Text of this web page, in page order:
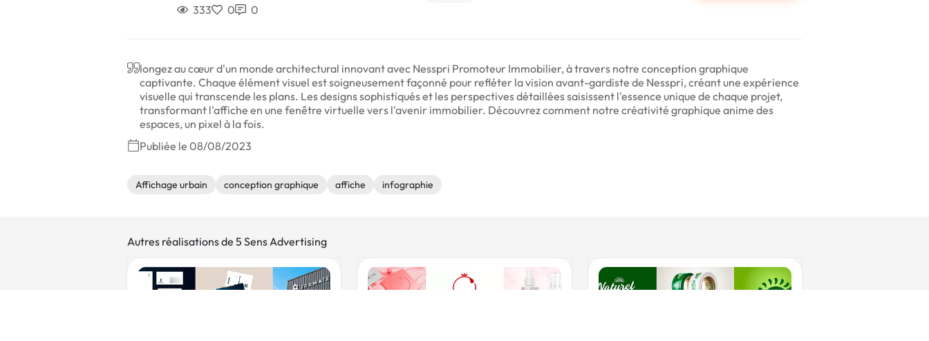
333 0 0
longez au cœur d'un monde architectural innovant avec Nesspri Promoteur Immobilier, à travers notre conception graphique
captivante. Chaque élément visuel est soigneusement façonné pour refléter la vision avant-gardiste de Nesspri, créant une expérience
visuelle qui transcende les plans. Les designs sophistiqués et les perspectives détaillées saisissent l'essence unique de chaque projet,
transformant l'affiche en une fenêtre virtuelle vers l'avenir immobilier. Découvrez comment notre créativité graphique anime des
espaces, un pixel à la fois.
Publiée le 08/08/2023
Affichage urbain conception graphique affiche infographie
Autres réalisations de 5 Sens Advertising